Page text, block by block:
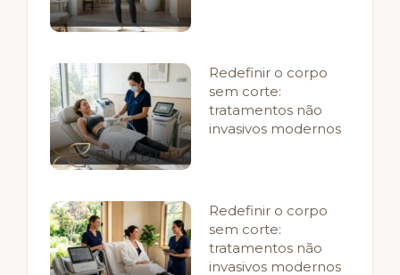
Redefinir o corpo
sem corte:
tratamentos não
invasivos modernos
Redefinir o corpo
sem corte:
tratamentos não
invasivos modernos